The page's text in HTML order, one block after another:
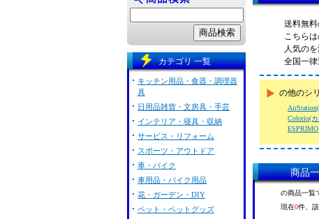
送料無料
こちらは
人気の
全国一律
の他のシ
Colorio(
ESPRIMO
商品一
の商品一覧
現在0件、
カテゴリ 一覧
キッチン用品・食器・調理器
具
日用品雑貨・文房具・手芸
インテリア・寝具・収納
サービス・リフォーム
スポーツ・アウトドア
車・バイク
車用品・バイク用品
花・ガーデン・DIY
ペット・ペットグッズ